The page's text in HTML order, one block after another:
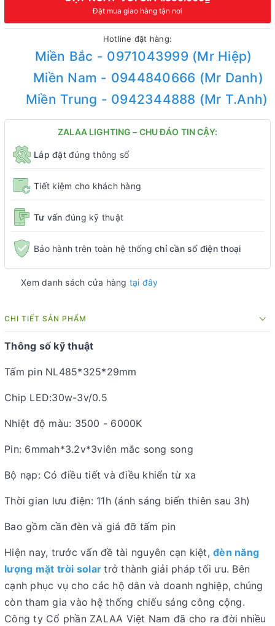
Đặt mua giao hàng tận nơi
Hotline đặt hàng:
Miền Bắc - 0971043999 (Mr Hiệp)
Miền Nam - 0944840666 (Mr Danh)
Miền Trung - 0942344888 (Mr T.Anh)
ZALAA LIGHTING – CHU ĐÁO TIN CẬY:
Lắp đặtđúng thông số
Tiết kiệm cho khách hàng
Tư vấn đúng kỹ thuật
Bảo hành trên toàn hệ thống chỉ cần số điện thoại
Xem danh sách cửa hàng tại đây
CHI TIẾT SẢN PHẨM
Thông số kỹ thuật
Tấm pin NL485*325*29mm
Chip LED:30w-3v/0.5
Nhiệt độ màu: 3500 - 6000K
Pin: 6mmah*3.2v*3viên mắc song song
Bộ nạp: Có điều tiết và điều khiển từ xa
Thời gian lưu điện: 11h (ánh sáng biến thiên sau 3h)
Bao gồm cần đèn và giá đỡ tấm pin
Hiện nay, trước vấn đề tài nguyên cạn kiệt, đèn năng
lượng mặt trời solar trở thành giải pháp tối ưu. Bên
cạnh phục vụ cho các hộ dân và doanh nghiệp, chúng
còn tham gia vào hệ thống chiếu sáng công cộng.
Công ty Cổ phần ZALAA Việt Nam đã cho ra đời nhiều